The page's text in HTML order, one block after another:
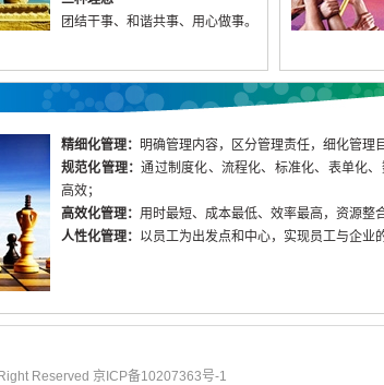
团结干事、和谐共事、用心做事。
精细化管理： 明确管理内容，区分管理责任，细化管理
规范化管理：通过制度化、流程化、标准化、表单化
高效；
高效化管理： 用时最短、成本最低、效率最高，资源整
人性化管理： 以员工为出发点和中心，实现员工与企业
Reserved 京ICP备10207363号-1